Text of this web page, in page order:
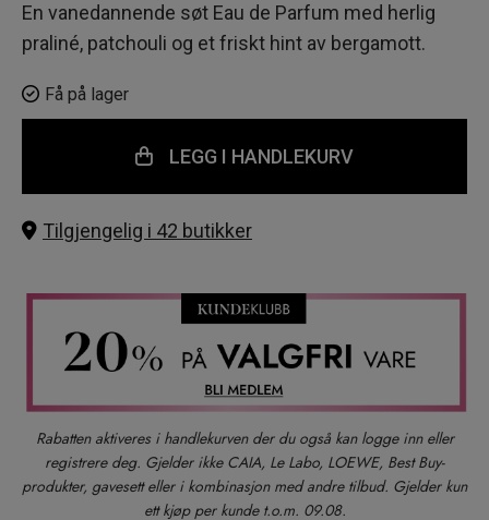
En vanedannende søt Eau de Parfum med herlig
praliné, patchouli og et friskt hint av bergamott.
Få på lager
LEGG I HANDLEKURV
Tilgjengelig i 42 butikker
Rabatten aktiveres i handlekurven der du også kan logge inn eller
registrere deg. Gjelder ikke CAIA, Le Labo, LOEWE, Best Buy-
produkter, gavesett eller i kombinasjon med andre tilbud. Gjelder kun
ett kjøp per kunde t.o.m. 09.08.